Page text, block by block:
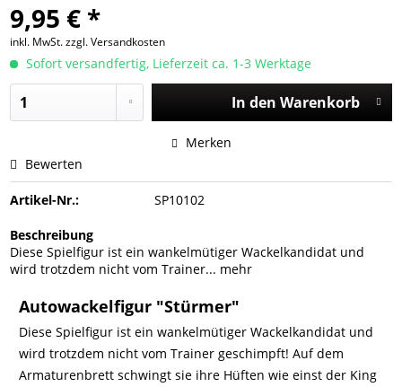
9,95 € *
inkl. MwSt.zzgl. Versandkosten
Sofort versandfertig, Lieferzeit ca. 1-3 Werktage
In den Warenkorb
Merken
Bewerten
Artikel-Nr.: SP10102
Beschreibung
Diese Spielfigur ist ein wankelmütiger Wackelkandidat und
wird trotzdem nicht vom Trainer... mehr
Autowackelfigur "Stürmer"
Diese Spielfigur ist ein wankelmütiger Wackelkandidat und
wird trotzdem nicht vom Trainer geschimpft! Auf dem
Armaturenbrett schwingt sie ihre Hüften wie einst der King